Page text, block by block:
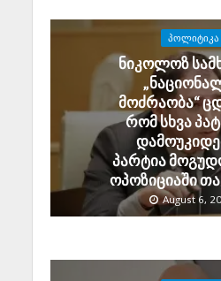
ᲞᲝᲚᲘᲢᲘᲙᲐ
ნიკოლოზ
მოძრაობა“
რომ სხვა
პარტია
ოპოზიციაში
August 6,